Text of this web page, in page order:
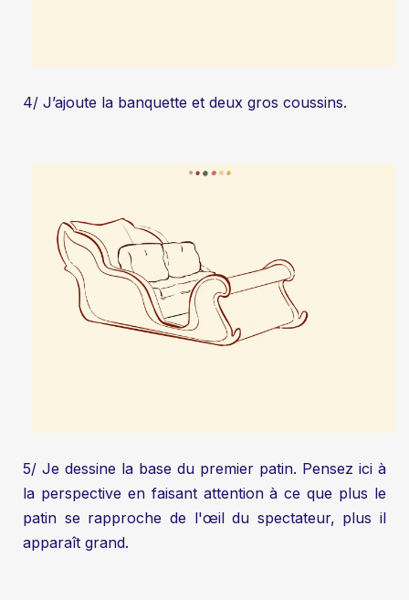
4/ J’ajoute la banquette et deux gros coussins.
5/ Je dessine la base du premier patin. Pensez ici à
la perspective en faisant attention à ce que plus le
patin se rapproche de l'œil du spectateur, plus il
apparaît grand.